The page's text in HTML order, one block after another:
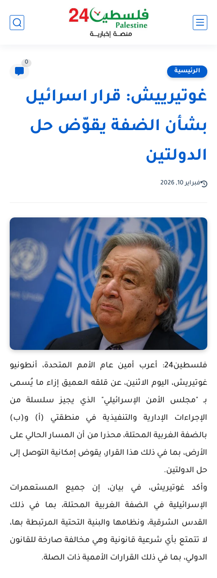
الرئيسية
0
غوتيرييش: قرار اسرائيل
بشأن الضفة يقوّض حل
الدولتين
فبراير 10, 2026
فلسطين24: أعرب أمين عام الأمم المتحدة، أنطونيو
غوتيريش، اليوم الاثنين، عن قلقه العميق إزاء ما يُسمى
بـ "مجلس الأمن الإسرائيلي" الذي يجيز سلسلة من
الإجراءات الإدارية والتنفيذية في منطقتي (أ) و(ب)
بالضفة الغربية المحتلة، محذرا من أن المسار الحالي على
الأرض، بما في ذلك هذا القرار، يقوض إمكانية التوصل إلى
حل الدولتين.
وأكد غوتيريش، في بيان، إن جميع المستعمرات
الإسرائيلية في الضفة الغربية المحتلة، بما في ذلك
القدس الشرقية، ونظامها والبنية التحتية المرتبطة بها،
لا تتمتع بأي شرعية قانونية وهي مخالفة صارخة للقانون
الدولي، بما في ذلك القرارات الأممية ذات الصلة.